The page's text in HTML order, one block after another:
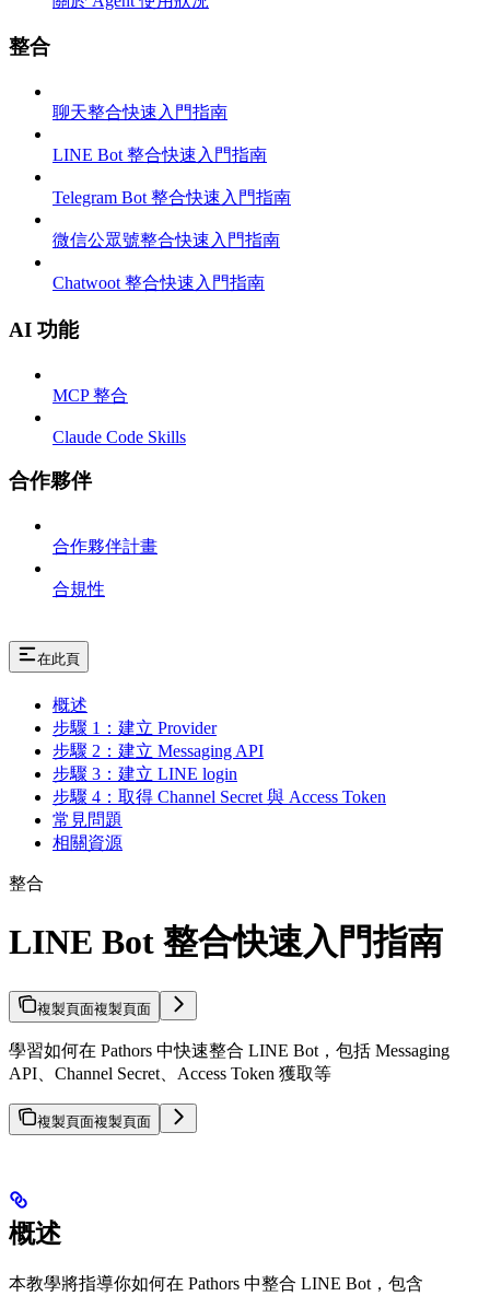
整合
聊天整合快速入門指南
LINE Bot 整合快速入門指南
Telegram Bot 整合快速入門指南
微信公眾號整合快速入門指南
Chatwoot 整合快速入門指南
AI 功能
MCP 整合
Claude Code Skills
合作夥伴
合作夥伴計畫
合規性
在此頁
概述
步驟 1：建立 Provider
步驟 2：建立 Messaging API
步驟 3：建立 LINE login
步驟 4：取得 Channel Secret 與 Access Token
常見問題
相關資源
整合
LINE Bot 整合快速入門指南
複製頁面複製頁面
學習如何在 Pathors 中快速整合 LINE Bot，包括 Messaging
API、Channel Secret、Access Token 獲取等
複製頁面複製頁面
概述
本教學將指導你如何在 Pathors 中整合 LINE Bot，包含